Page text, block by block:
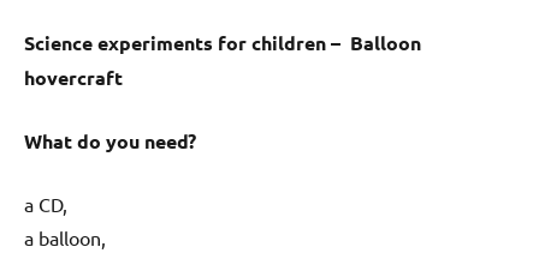
Science experiments for children – Balloon
hovercraft
What do you need?
a CD,
a balloon,